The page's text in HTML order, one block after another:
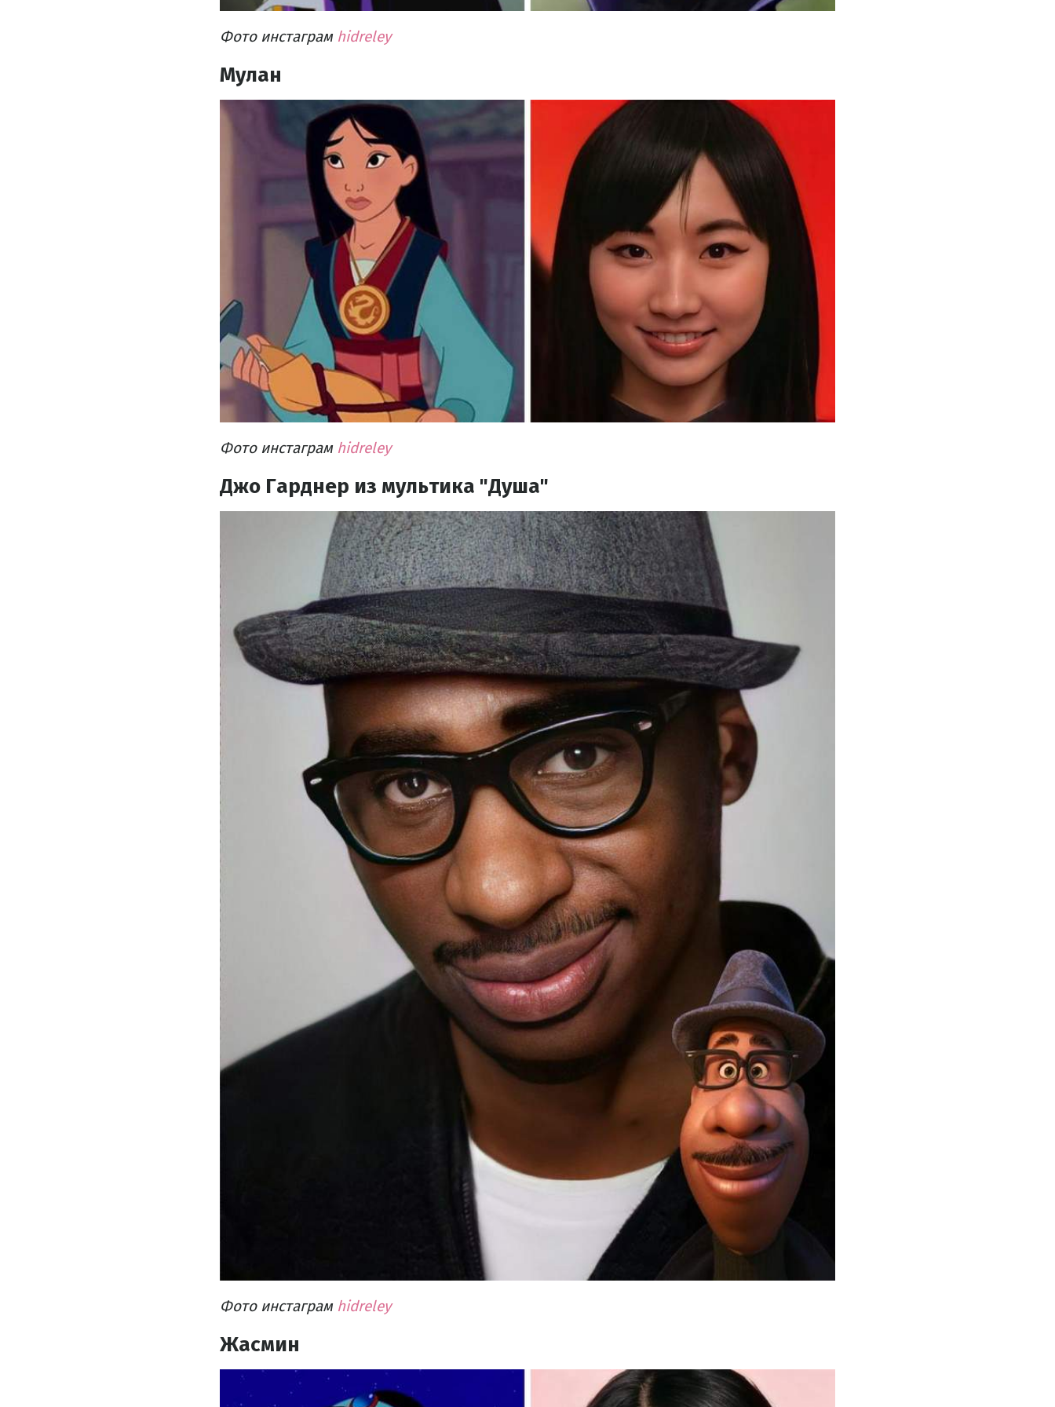
Фото инстаграм hidreley
Мулан
Фото инстаграм hidreley
Джо Гарднер из мультика "Душа"
Фото инстаграм hidreley
Жасмин